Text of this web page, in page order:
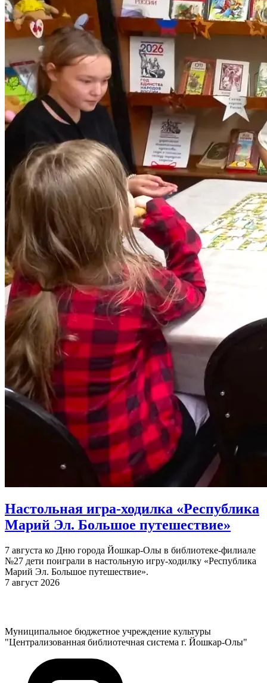
Настольная игра-ходилка «Республика
Марий Эл. Большое путешествие»
7 августа ко Дню города Йошкар-Олы в библиотеке-филиале
№27 дети поиграли в настольную игру-ходилку «Республика
Марий Эл. Большое путешествие».
7 август 2026
Муниципальное бюджетное учреждение культуры
"Централизованная библиотечная система г. Йошкар-Олы"